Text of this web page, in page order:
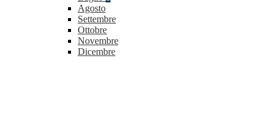
Agosto
Settembre
Ottobre
Novembre
Dicembre